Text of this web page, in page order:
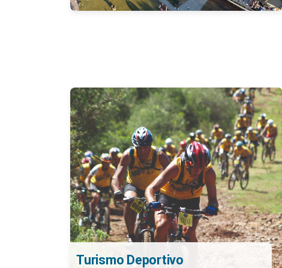
Turismo Deportivo